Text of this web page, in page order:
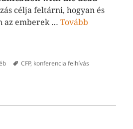
célja feltárni, hogyan és
az emberek …Tovább
Címke
CFP, konferencia felhívás